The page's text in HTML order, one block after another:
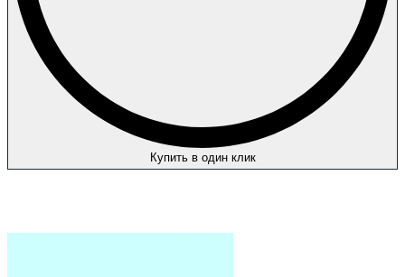
Купить в один клик